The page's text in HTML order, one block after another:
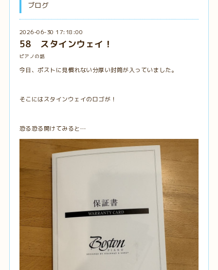
ブログ
2026-06-30 17:18:00
58 スタインウェイ！
ピアノの話
今日、ポストに見慣れない分厚い封筒が入っていました。
そこにはスタインウェイのロゴが！
恐る恐る開けてみると…